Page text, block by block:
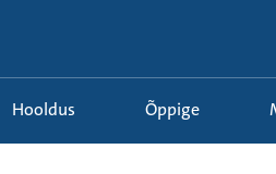
Hooldus Õppige